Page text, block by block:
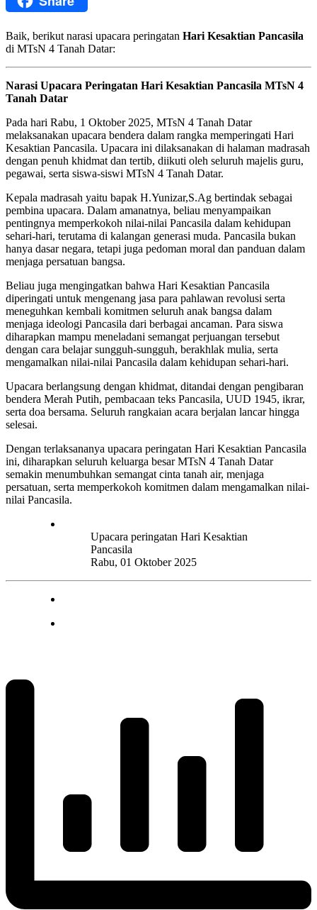
Baik, berikut narasi upacara peringatan Hari Kesaktian Pancasila
di MTsN 4 Tanah Datar:
Narasi Upacara Peringatan Hari Kesaktian Pancasila MTsN 4
Tanah Datar
Pada hari Rabu, 1 Oktober 2025, MTsN 4 Tanah Datar
melaksanakan upacara bendera dalam rangka memperingati Hari
Kesaktian Pancasila. Upacara ini dilaksanakan di halaman madrasah
dengan penuh khidmat dan tertib, diikuti oleh seluruh majelis guru,
pegawai, serta siswa-siswi MTsN 4 Tanah Datar.
Kepala madrasah yaitu bapak H.Yunizar,S.Ag bertindak sebagai
pembina upacara. Dalam amanatnya, beliau menyampaikan
pentingnya memperkokoh nilai-nilai Pancasila dalam kehidupan
sehari-hari, terutama di kalangan generasi muda. Pancasila bukan
hanya dasar negara, tetapi juga pedoman moral dan panduan dalam
menjaga persatuan bangsa.
Beliau juga mengingatkan bahwa Hari Kesaktian Pancasila
diperingati untuk mengenang jasa para pahlawan revolusi serta
meneguhkan kembali komitmen seluruh anak bangsa dalam
menjaga ideologi Pancasila dari berbagai ancaman. Para siswa
diharapkan mampu meneladani semangat perjuangan tersebut
dengan cara belajar sungguh-sungguh, berakhlak mulia, serta
mengamalkan nilai-nilai Pancasila dalam kehidupan sehari-hari.
Upacara berlangsung dengan khidmat, ditandai dengan pengibaran
bendera Merah Putih, pembacaan teks Pancasila, UUD 1945, ikrar,
serta doa bersama. Seluruh rangkaian acara berjalan lancar hingga
selesai.
Dengan terlaksananya upacara peringatan Hari Kesaktian Pancasila
ini, diharapkan seluruh keluarga besar MTsN 4 Tanah Datar
semakin menumbuhkan semangat cinta tanah air, menjaga
persatuan, serta memperkokoh komitmen dalam mengamalkan nilai-
nilai Pancasila.
Upacara peringatan Hari Kesaktian
Pancasila
Rabu, 01 Oktober 2025